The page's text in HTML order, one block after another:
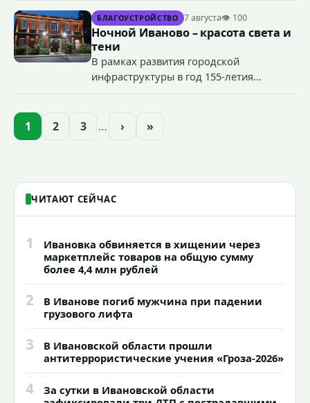
террористического акта на объекте
органов государственной власти.
«Гроза-2026».
БЛАГОУСТРОЙСТВО 7 августа👁 100
Ночной Иваново – красота света и
тени
В рамках развития городской
инфраструктуры в год 155-летия
проекта подсветки исторических
1 2 3 … › »
ЧИТАЮТ СЕЙЧАС
1
Ивановка обвиняется в хищении через
маркетплейс товаров на общую сумму
более 4,4 млн рублей
2
В Иванове погиб мужчина при падении
грузового лифта
3
В Ивановской области прошли
антитеррористические учения «Гроза-2026»
4
За сутки в Ивановской области